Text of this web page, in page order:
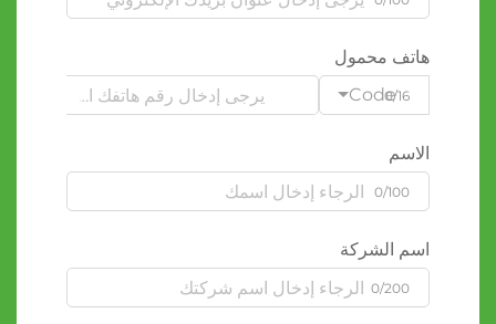
هاتف محمول
Code0/16
الاسم
0/100
اسم الشركة
0/200